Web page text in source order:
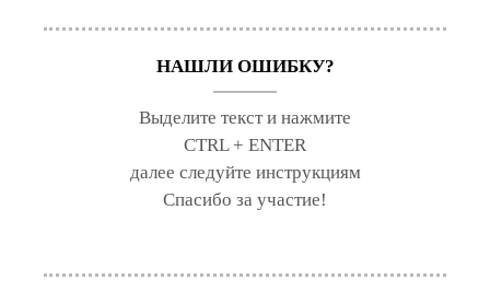
НАШЛИ ОШИБКУ?
Выделите текст и нажмите
CTRL + ENTER
далее следуйте инструкциям
Спасибо за участие!